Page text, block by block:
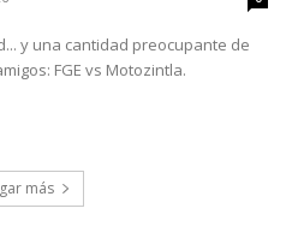
y una cantidad preocupante de
FGE vs Motozintla.
más